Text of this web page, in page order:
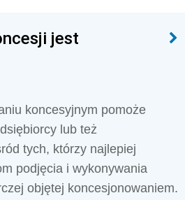
jest
koncesyjnym pomoże
lub też
tych, którzy najlepiej
podjęcia i wykonywania
objętej koncesjonowaniem.